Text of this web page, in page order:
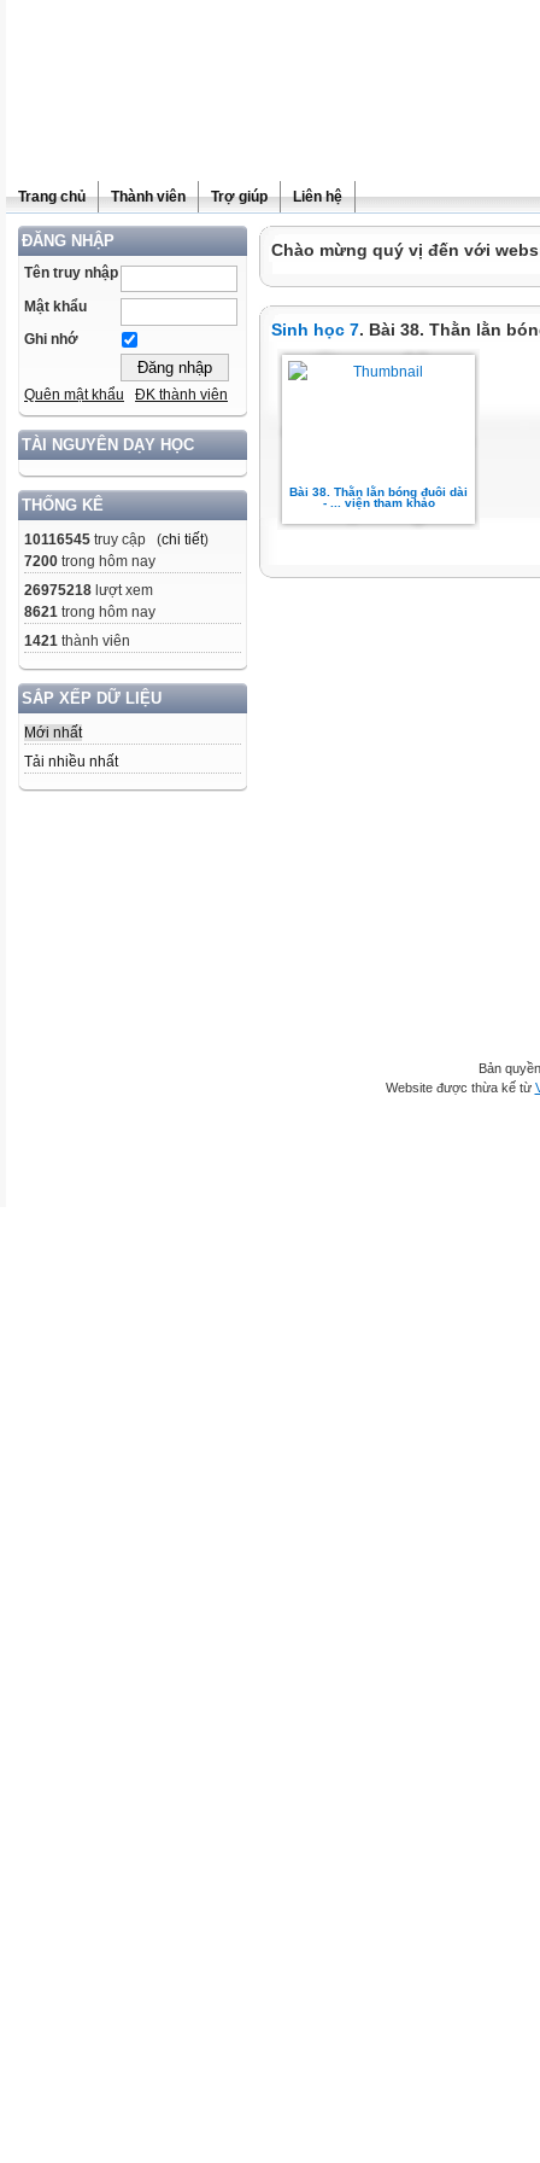
Trang chủ Thành viên Trợ giúp Liên hệ
ĐĂNG NHẬP
Tên truy nhập
Mật khẩu
Ghi nhớ
Quên mật khẩu ĐK thành viên
TÀI NGUYÊN DẠY HỌC
THỐNG KÊ
10116545 truy cập (chi tiết)
7200 trong hôm nay
26975218 lượt xem
8621 trong hôm nay
1421 thành viên
SẮP XẾP DỮ LIỆU
Mới nhất
Tải nhiều nhất
Chào mừng quý vị đến với
Sinh học 7. Bài 38. Thằn lằn
Bài 38. Thằn lằn bóng đuôi dài
- ... viện tham khảo
Bản
Website được thừa kế từ